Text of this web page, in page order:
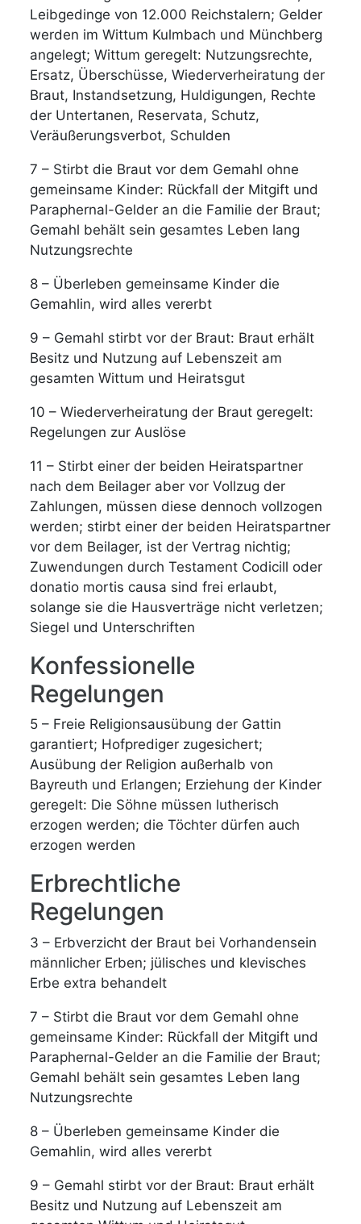
Leibgedinge von 12.000 Reichstalern; Gelder
werden im Wittum Kulmbach und Münchberg
angelegt; Wittum geregelt: Nutzungsrechte,
Ersatz, Überschüsse, Wiederverheiratung der
Braut, Instandsetzung, Huldigungen, Rechte
der Untertanen, Reservata, Schutz,
Veräußerungsverbot, Schulden
7 – Stirbt die Braut vor dem Gemahl ohne
gemeinsame Kinder: Rückfall der Mitgift und
Paraphernal-Gelder an die Familie der Braut;
Gemahl behält sein gesamtes Leben lang
Nutzungsrechte
8 – Überleben gemeinsame Kinder die
Gemahlin, wird alles vererbt
9 – Gemahl stirbt vor der Braut: Braut erhält
Besitz und Nutzung auf Lebenszeit am
gesamten Wittum und Heiratsgut
10 – Wiederverheiratung der Braut geregelt:
Regelungen zur Auslöse
11 – Stirbt einer der beiden Heiratspartner
nach dem Beilager aber vor Vollzug der
Zahlungen, müssen diese dennoch vollzogen
werden; stirbt einer der beiden Heiratspartner
vor dem Beilager, ist der Vertrag nichtig;
Zuwendungen durch Testament Codicill oder
donatio mortis causa sind frei erlaubt,
solange sie die Hausverträge nicht verletzen;
Siegel und Unterschriften
Konfessionelle
Regelungen
5 – Freie Religionsausübung der Gattin
garantiert; Hofprediger zugesichert;
Ausübung der Religion außerhalb von
Bayreuth und Erlangen; Erziehung der Kinder
geregelt: Die Söhne müssen lutherisch
erzogen werden; die Töchter dürfen auch
erzogen werden
Erbrechtliche
Regelungen
3 – Erbverzicht der Braut bei Vorhandensein
männlicher Erben; jülisches und klevisches
Erbe extra behandelt
7 – Stirbt die Braut vor dem Gemahl ohne
gemeinsame Kinder: Rückfall der Mitgift und
Paraphernal-Gelder an die Familie der Braut;
Gemahl behält sein gesamtes Leben lang
Nutzungsrechte
8 – Überleben gemeinsame Kinder die
Gemahlin, wird alles vererbt
9 – Gemahl stirbt vor der Braut: Braut erhält
Besitz und Nutzung auf Lebenszeit am